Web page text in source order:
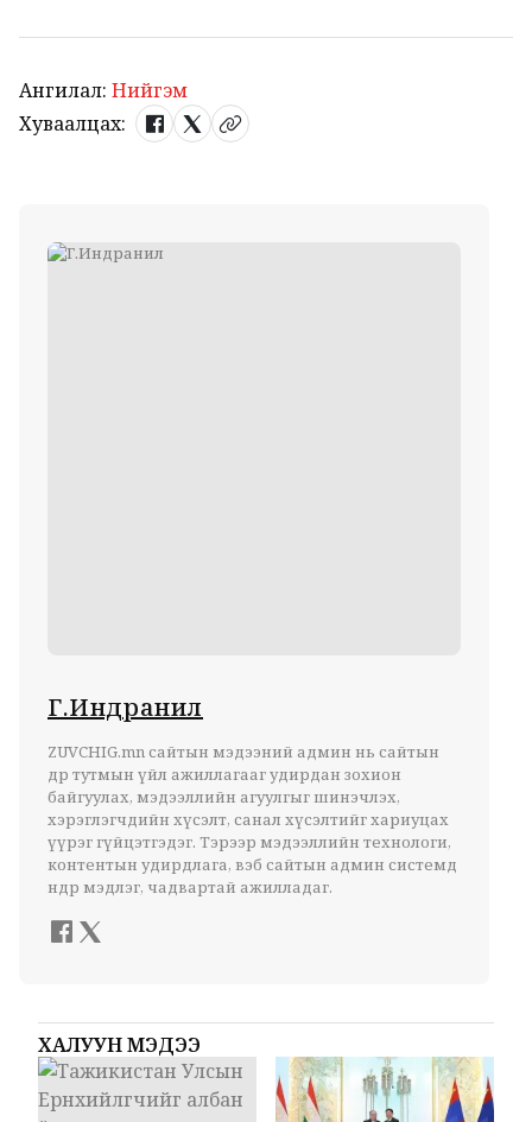
Ангилал: Нийгэм
Хуваалцах:
Г.Индранил
ZUVCHIG.mn сайтын мэдээний админ нь сайтын
өдөр тутмын үйл ажиллагааг удирдан зохион
байгуулах, мэдээллийн агуулгыг шинэчлэх,
хэрэглэгчдийн хүсэлт, санал хүсэлтийг хариуцах
үүрэг гүйцэтгэдэг. Тэрээр мэдээллийн технологи,
контентын удирдлага, вэб сайтын админ системд
өндөр мэдлэг, чадвартай ажилладаг.
ХАЛУУН МЭДЭЭ